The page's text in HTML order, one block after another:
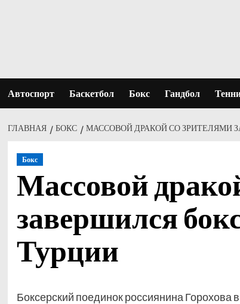
Автоспорт Баскетбол Бокс Гандбол
ГЛАВНАЯ БОКС МАССОВОЙ ДРАКОЙ СО ЗРИТЕЛЯМИ
Бокс
Массовой
завершился
Турции
Боксерский поединок россиянина Горохова